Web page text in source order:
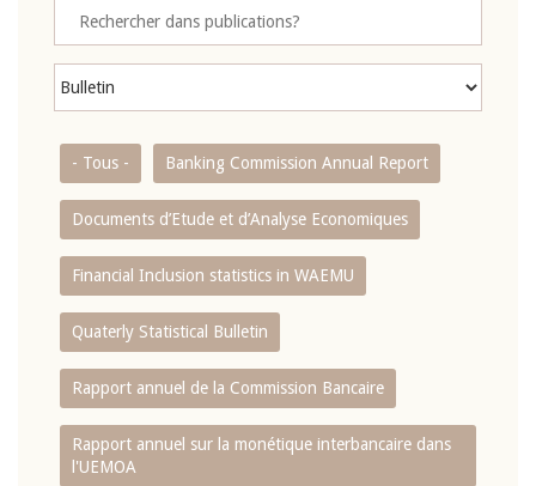
- Tous - Banking Commission Annual Report
Documents d’Etude et d’Analyse Economiques
Financial Inclusion statistics in WAEMU
Quaterly Statistical Bulletin
Rapport annuel de la Commission Bancaire
Rapport annuel sur la monétique interbancaire dans
l'UEMOA